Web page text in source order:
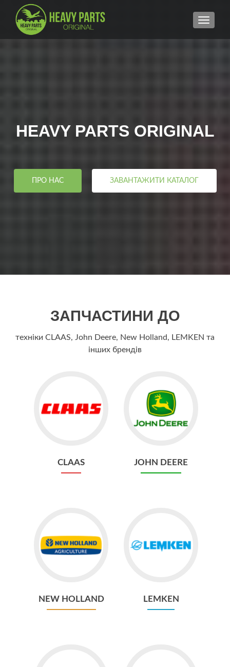
MENU
HEAVY PARTS ORIGINAL
ПРО НАС ЗАВАНТАЖИТИ КАТАЛОГ
ЗАПЧАСТИНИ ДО
техніки CLAAS, John Deere, New Holland, LEMKEN та
інших брендів
CLAAS JOHN DEERE
NEW HOLLAND LEMKEN